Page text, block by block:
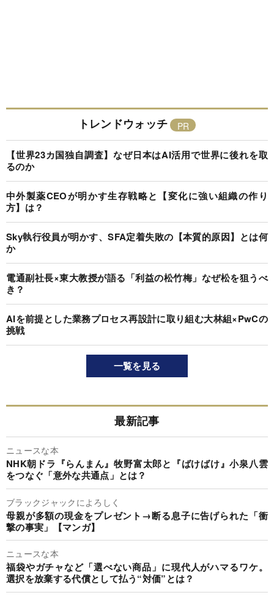
トレンドウォッチ
【世界23カ国独自調査】なぜ日本はAI活用で世界に後れを取
るのか
中外製薬CEOが明かす生存戦略と【変化に強い組織の作り
方】は？
Sky執行役員が明かす、SFA定着失敗の【本質的原因】とは何
か
電通副社長×東大教授が語る「利益の松竹梅」なぜ松を狙うべ
き？
AIを前提とした業務プロセス再設計に取り組む大林組×PwCの
挑戦
一覧を見る
最新記事
ニュースな本
NHK朝ドラ『らんまん』牧野富太郎と『ばけばけ』小泉八雲
をつなぐ「意外な共通点」とは？
ブラックジャックによろしく
母親が多額の現金をプレゼント→断る息子に告げられた「衝
撃の事実」【マンガ】
ニュースな本
福袋やガチャなど「選べない商品」に現代人がハマるワケ。
選択を放棄する代償として払う“対価”とは？